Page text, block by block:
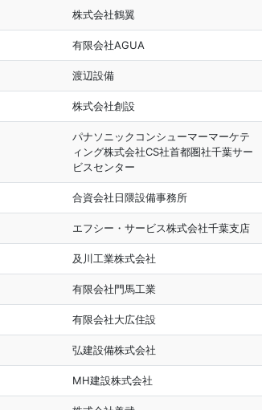
株式会社鶴翼
有限会社AGUA
渡辺設備
株式会社創設
パナソニックコンシューマーマーケテ
ィング株式会社CS社首都圏社千葉サー
ビスセンター
合資会社日隈設備事務所
エフシー・サービス株式会社千葉支店
及川工業株式会社
有限会社門馬工業
有限会社大広住設
弘建設備株式会社
MH建設株式会社